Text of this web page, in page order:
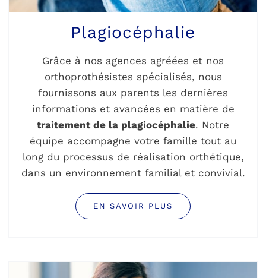
Plagiocéphalie
Grâce à nos agences agréées et nos
orthoprothésistes spécialisés, nous
fournissons aux parents les dernières
informations et avancées en matière de
traitement de la plagiocéphalie. Notre
équipe accompagne votre famille tout au
long du processus de réalisation orthétique,
dans un environnement familial et convivial.
EN SAVOIR PLUS